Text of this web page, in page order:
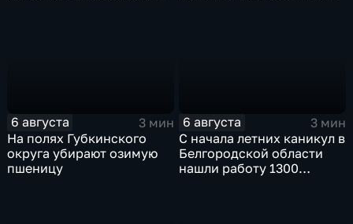
6 августа
3 мин
На полях Губкинского
округа убирают озимую
пшеницу
6 августа
3 мин
С начала летних каникул в
Белгородской области
нашли работу 1300